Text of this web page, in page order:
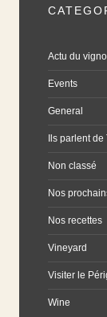
Actu du
Events
General
Ils parlent de
Non classé
Nos
Nos recettes
Vineyard
Visiter le
Wine